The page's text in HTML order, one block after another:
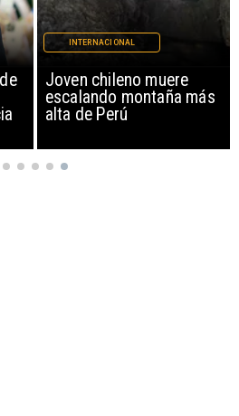
Joven chileno muere
escalando montaña más
alta de Perú
INTERNACIONAL